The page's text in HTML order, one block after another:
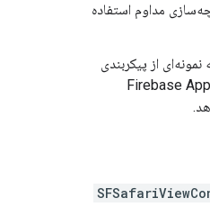
مداوم استفاده
از پیکربندی
GSI برای استفاده از Firebase App